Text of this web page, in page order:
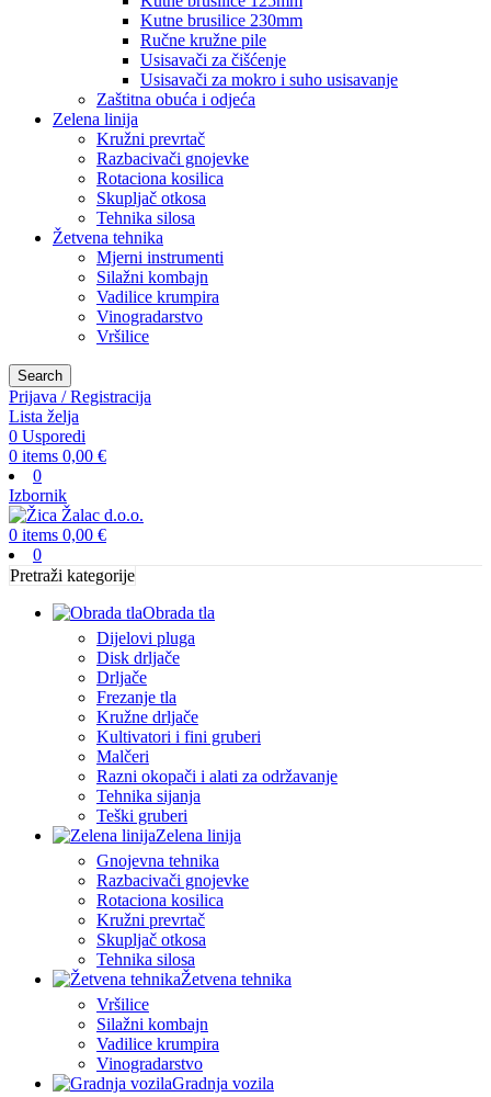
Kutne brusilice 230mm
Ručne kružne pile
Usisavači za čišćenje
Usisavači za mokro i suho usisavanje
Zaštitna obuća i odjeća
Zelena linija
Kružni prevrtač
Razbacivači gnojevke
Rotaciona kosilica
Skupljač otkosa
Tehnika silosa
Žetvena tehnika
Mjerni instrumenti
Silažni kombajn
Vadilice krumpira
Vinogradarstvo
Vršilice
Search
Prijava / Registracija
Lista želja
0 Usporedi
0 items 0,00 €
0
Izbornik
0 items 0,00 €
0
Pretraži kategorije
Obrada tla
Dijelovi pluga
Disk drljače
Drljače
Frezanje tla
Kružne drljače
Kultivatori i fini gruberi
Malčeri
Razni okopači i alati za održavanje
Tehnika sijanja
Teški gruberi
Zelena linija
Gnojevna tehnika
Razbacivači gnojevke
Rotaciona kosilica
Kružni prevrtač
Skupljač otkosa
Tehnika silosa
Žetvena tehnika
Vršilice
Silažni kombajn
Vadilice krumpira
Vinogradarstvo
Gradnja vozila